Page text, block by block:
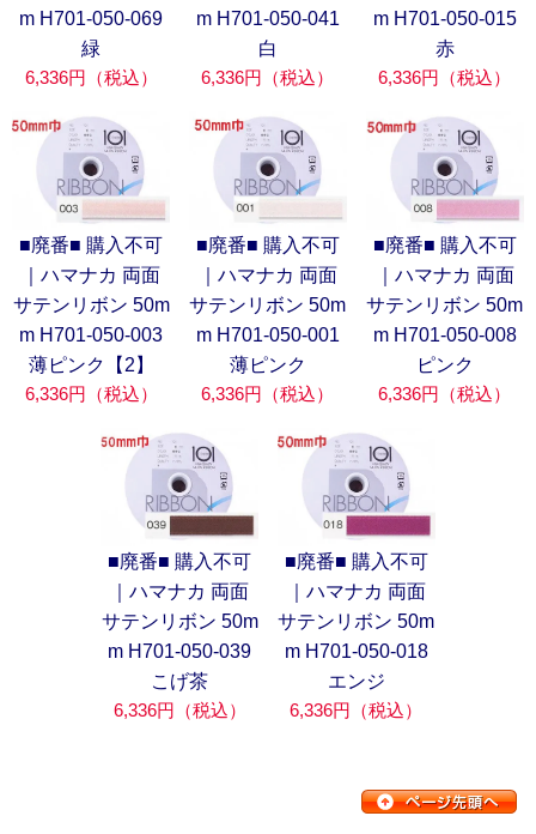
m H701-050-069
緑
6,336円（税込）
m H701-050-041
白
6,336円（税込）
m H701-050-015
赤
6,336円（税込）
■廃番■ 購入不可
｜ハマナカ 両面
サテンリボン 50m
m H701-050-003
薄ピンク【2】
6,336円（税込）
■廃番■ 購入不可
｜ハマナカ 両面
サテンリボン 50m
m H701-050-001
薄ピンク
6,336円（税込）
■廃番■ 購入不可
｜ハマナカ 両面
サテンリボン 50m
m H701-050-008
ピンク
6,336円（税込）
■廃番■ 購入不可
｜ハマナカ 両面
サテンリボン 50m
m H701-050-039
こげ茶
6,336円（税込）
■廃番■ 購入不可
｜ハマナカ 両面
サテンリボン 50m
m H701-050-018
エンジ
6,336円（税込）